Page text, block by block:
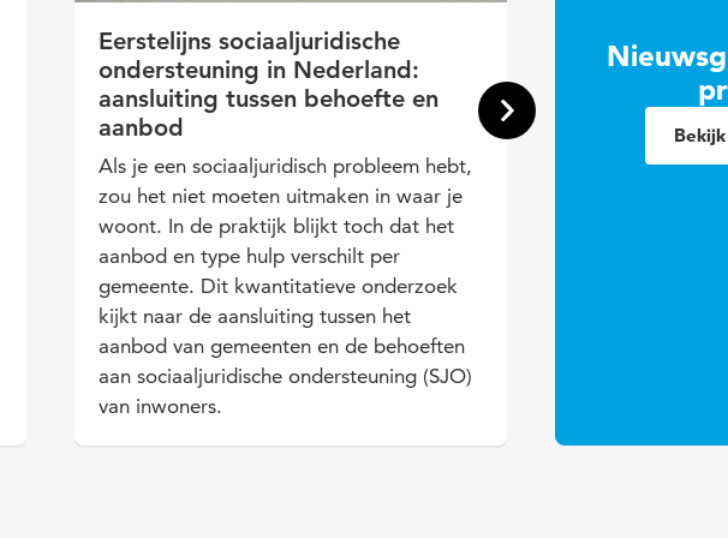
Eerstelijns sociaaljuridische
ondersteuning in Nederland:
aansluiting tussen behoefte en
aanbod
Als je een sociaaljuridisch probleem hebt,
zou het niet moeten uitmaken in waar je
woont. In de praktijk blijkt toch dat het
aanbod en type hulp verschilt per
gemeente. Dit kwantitatieve onderzoek
kijkt naar de aansluiting tussen het
aanbod van gemeenten en de behoeften
aan sociaaljuridische ondersteuning (SJO)
van inwoners.